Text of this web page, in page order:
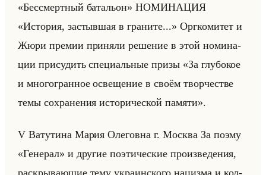
«Бессмертный батальон» НО­МИ­НА­ЦИЯ
«История, застывшая в граните...» Орг­ко­ми­тет и
Жюри пре­мии при­ня­ли ре­ше­ние в этой но­ми­на­
ции при­су­дить спе­ци­альные призы «За глубокое
и многогранное освещение в своём творчестве
темы сохранения исторической памяти».
V Ва­ту­ти­на Мария Оле­гов­на г. Москва За поэму
«Генерал» и дру­гие по­эти­че­ские про­из­ве­де­ния,
рас­кры­ва­ющие тему укра­ин­ско­го на­циз­ма и кол­